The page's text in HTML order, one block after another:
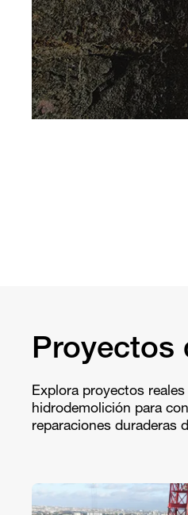
Proyectos
Explora proyectos
hidrodemolición para
reparaciones duraderas